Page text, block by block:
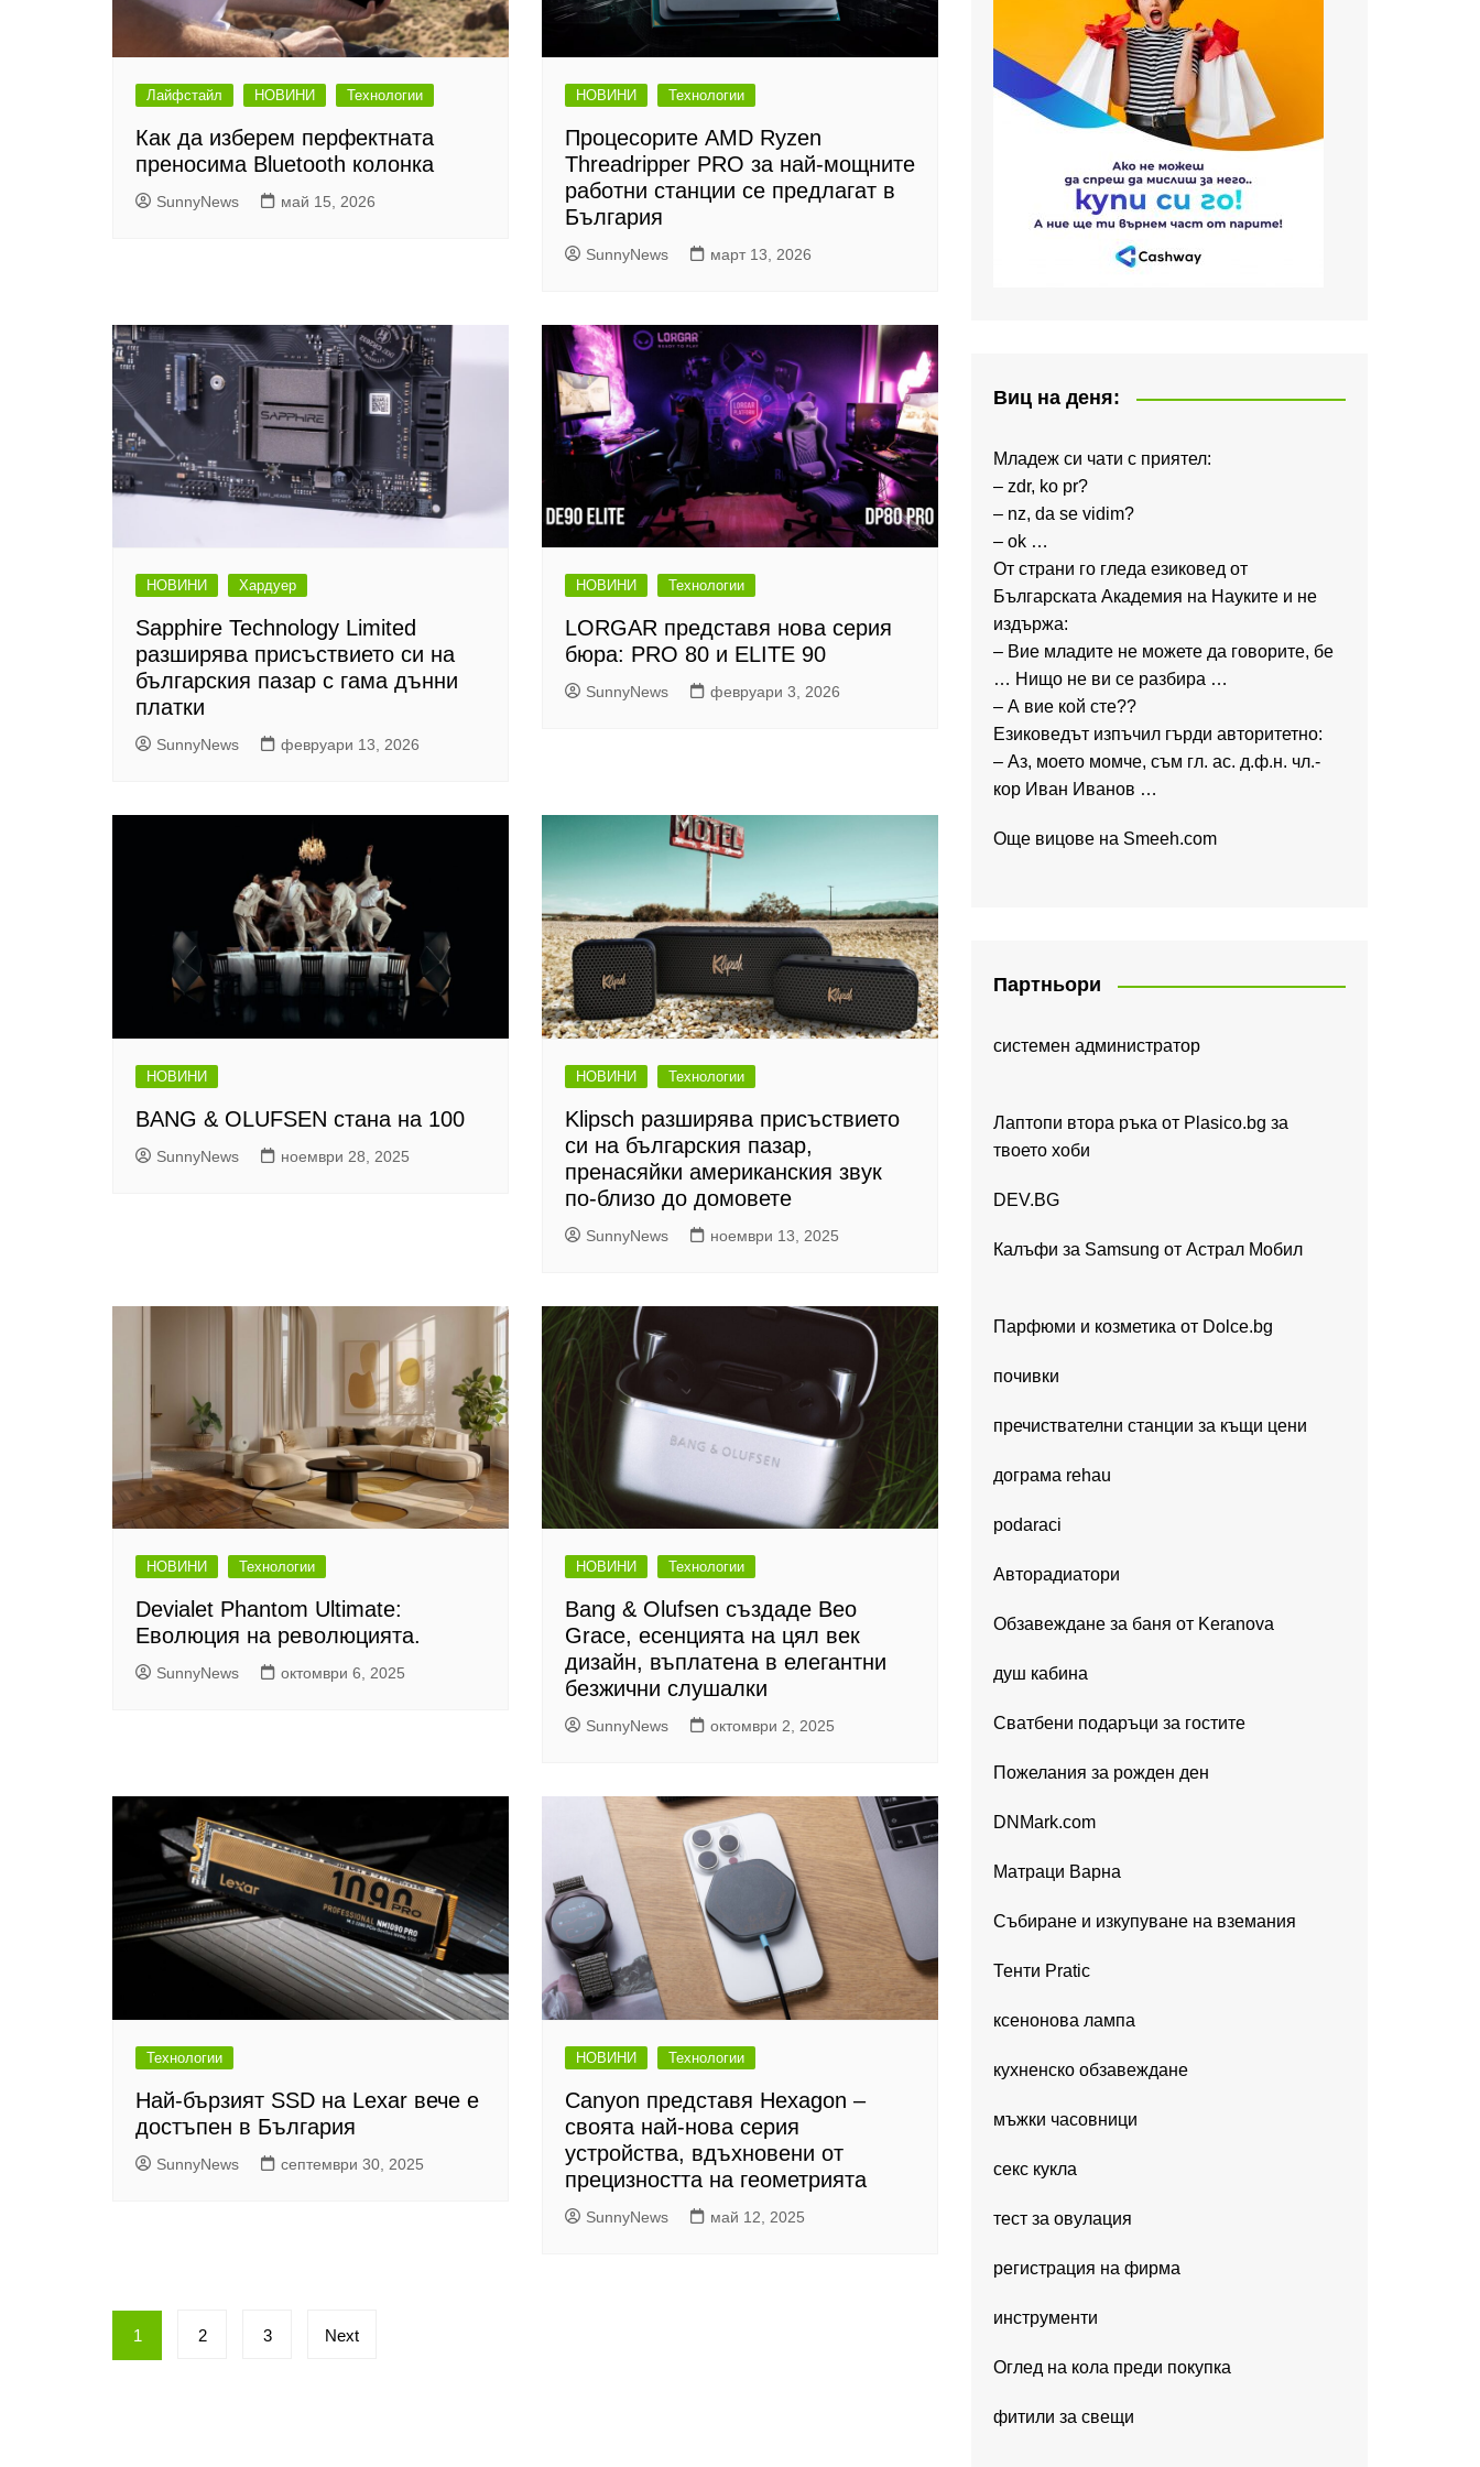
Лайфстайл НОВИНИ Технологии
Как да изберем перфектната
преносима Bluetooth колонка
SunnyNews май 15, 2026
НОВИНИ Технологии
Процесорите AMD Ryzen
Threadripper PRO за най-мощните
работни станции се предлагат в
България
SunnyNews март 13, 2026
НОВИНИ Хардуер
Sapphire Technology Limited
разширява присъствието си на
българския пазар с гама дънни
платки
SunnyNews февруари 13, 2026
НОВИНИ Технологии
LORGAR представя нова серия
бюра: PRO 80 и ELITE 90
SunnyNews февруари 3, 2026
НОВИНИ
BANG & OLUFSEN стана на 100
SunnyNews ноември 28, 2025
НОВИНИ Технологии
Klipsch разширява присъствието
си на българския пазар,
пренасяйки американския звук
по-близо до домовете
SunnyNews ноември 13, 2025
НОВИНИ Технологии
Devialet Phantom Ultimate:
Еволюция на революцията.
SunnyNews октомври 6, 2025
НОВИНИ Технологии
Bang & Olufsen създаде Beo
Grace, есенцията на цял век
дизайн, въплатена в елегантни
безжични слушалки
SunnyNews октомври 2, 2025
Технологии
Най-бързият SSD на Lexar вече е
достъпен в България
SunnyNews септември 30, 2025
НОВИНИ Технологии
Canyon представя Hexagon –
своята най-нова серия
устройства, вдъхновени от
прецизността на геометрията
SunnyNews май 12, 2025
Разделяне
на
1 2 3 Next
Виц на деня:
Младеж си чати с приятел:
– zdr, ko pr?
– nz, da se vidim?
– ok …
От страни го гледа езиковед от
Българската Академия на Науките и не
издържа:
– Вие младите не можете да говорите, бе
… Нищо не ви се разбира …
– А вие кой сте??
Езиковедът изпъчил гърди авторитетно:
– Аз, моето момче, съм гл. ас. д.ф.н. чл.-
кор Иван Иванов …
Още вицове на Smeeh.com
Партньори
системен администратор
Лаптопи втора ръка от Plasico.bg за
твоето хоби
DEV.BG
Калъфи за Samsung от Астрал Мобил
Парфюми и козметика от Dolce.bg
почивки
пречиствателни станции за къщи цени
дограма rehau
podaraci
Авторадиатори
Обзавеждане за баня от Keranova
душ кабина
Сватбени подаръци за гостите
Пожелания за рожден ден
DNMark.com
Матраци Варна
Събиране и изкупуване на вземания
Тенти Pratic
ксенонова лампа
кухненско обзавеждане
мъжки часовници
секс кукла
тест за овулация
регистрация на фирма
инструменти
Оглед на кола преди покупка
фитили за свещи